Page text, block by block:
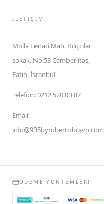
İLETIŞIM
Molla Fenari Mah. Kılıçcılar
sokak. No:53 Çemberlitaş,
Fatih, İstanbul
Telefon:0212 520 03 87
Email:
info@935byrobertobravo.com
ÖDEME YÖNTEMLERI